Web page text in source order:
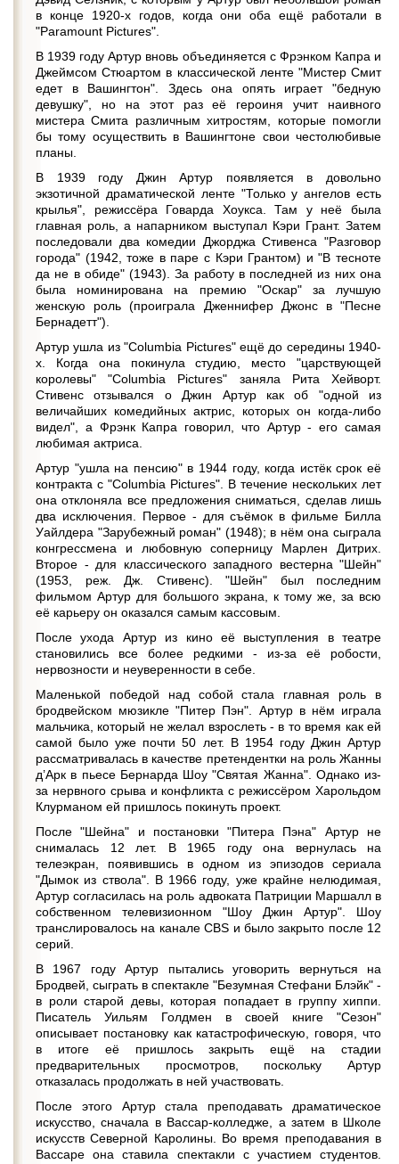
в конце 1920-х годов, когда они оба ещё работали в
"Paramount Pictures".
В 1939 году Артур вновь объединяется с Фрэнком Капра и
Джеймсом Стюартом в классической ленте "Мистер Смит
едет в Вашингтон". Здесь она опять играет "бедную
девушку", но на этот раз её героиня учит наивного
мистера Смита различным хитростям, которые помогли
бы тому осуществить в Вашингтоне свои честолюбивые
планы.
В 1939 году Джин Артур появляется в довольно
экзотичной драматической ленте "Только у ангелов есть
крылья", режиссёра Говарда Хоукса. Там у неё была
главная роль, а напарником выступал Кэри Грант. Затем
последовали два комедии Джорджа Стивенса "Разговор
города" (1942, тоже в паре с Кэри Грантом) и "В тесноте
да не в обиде" (1943). За работу в последней из них она
была номинирована на премию "Оскар" за лучшую
женскую роль (проиграла Дженнифер Джонс в "Песне
Бернадетт").
Артур ушла из "Columbia Pictures" ещё до середины 1940-
х. Когда она покинула студию, место "царствующей
королевы" "Columbia Pictures" заняла Рита Хейворт.
Стивенс отзывался о Джин Артур как об "одной из
величайших комедийных актрис, которых он когда-либо
видел", а Фрэнк Капра говорил, что Артур - его самая
любимая актриса.
Артур "ушла на пенсию" в 1944 году, когда истёк срок её
контракта с "Columbia Pictures". В течение нескольких лет
она отклоняла все предложения сниматься, сделав лишь
два исключения. Первое - для съёмок в фильме Билла
Уайлдера "Зарубежный роман" (1948); в нём она сыграла
конгрессмена и любовную соперницу Марлен Дитрих.
Второе - для классического западного вестерна "Шейн"
(1953, реж. Дж. Стивенс). "Шейн" был последним
фильмом Артур для большого экрана, к тому же, за всю
её карьеру он оказался самым кассовым.
После ухода Артур из кино её выступления в театре
становились все более редкими - из-за её робости,
нервозности и неуверенности в себе.
Маленькой победой над собой стала главная роль в
бродвейском мюзикле "Питер Пэн". Артур в нём играла
мальчика, который не желал взрослеть - в то время как ей
самой было уже почти 50 лет. В 1954 году Джин Артур
рассматривалась в качестве претендентки на роль Жанны
д’Арк в пьесе Бернарда Шоу "Святая Жанна". Однако из-
за нервного срыва и конфликта с режиссёром Харольдом
Клурманом ей пришлось покинуть проект.
После "Шейна" и постановки "Питера Пэна" Артур не
снималась 12 лет. В 1965 году она вернулась на
телеэкран, появившись в одном из эпизодов сериала
"Дымок из ствола". В 1966 году, уже крайне нелюдимая,
Артур согласилась на роль адвоката Патриции Маршалл в
собственном телевизионном "Шоу Джин Артур". Шоу
транслировалось на канале CBS и было закрыто после 12
серий.
В 1967 году Артур пытались уговорить вернуться на
Бродвей, сыграть в спектакле "Безумная Стефани Блэйк" -
в роли старой девы, которая попадает в группу хиппи.
Писатель Уильям Голдмен в своей книге "Сезон"
описывает постановку как катастрофическую, говоря, что
в итоге её пришлось закрыть ещё на стадии
предварительных просмотров, поскольку Артур
отказалась продолжать в ней участвовать.
После этого Артур стала преподавать драматическое
искусство, сначала в Вассар-колледже, а затем в Школе
искусств Северной Каролины. Во время преподавания в
Вассаре она ставила спектакли с участием студентов.